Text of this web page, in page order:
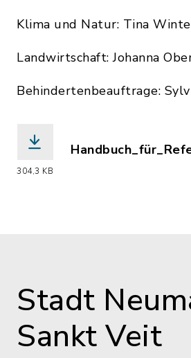
Klima und Natur: Tina
Landwirtschaft: Johanna
Behindertenbeauftrage:
304,3 KB
Stadt
Sankt Veit